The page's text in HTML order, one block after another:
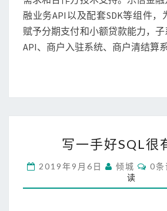
获
融业务API以及配套SDK等组件
赋予分期支付和小额贷款能力，
API、商户入驻系统、商户清结算系
一
好
S
写一手好SQL很
2019年9月6日 倾城
C
O
M
0条
读